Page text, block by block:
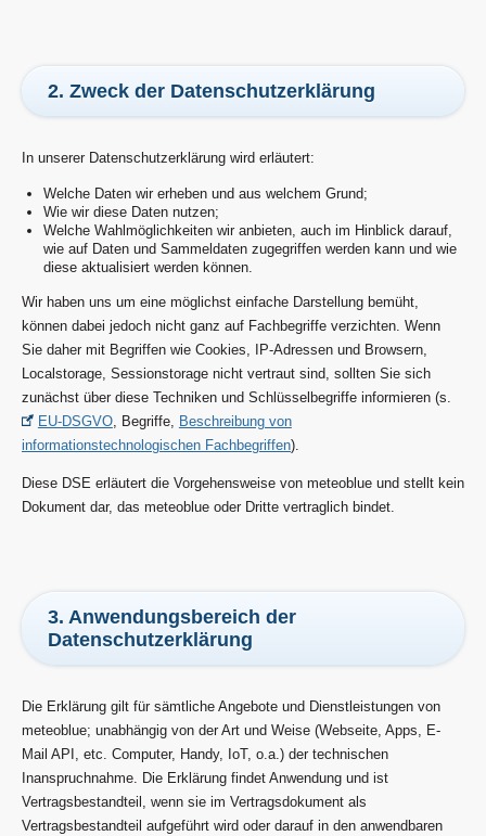
2. Zweck der Datenschutzerklärung
In unserer Datenschutzerklärung wird erläutert:
Welche Daten wir erheben und aus welchem Grund;
Wie wir diese Daten nutzen;
Welche Wahlmöglichkeiten wir anbieten, auch im Hinblick darauf,
wie auf Daten und Sammeldaten zugegriffen werden kann und wie
diese aktualisiert werden können.
Wir haben uns um eine möglichst einfache Darstellung bemüht,
können dabei jedoch nicht ganz auf Fachbegriffe verzichten. Wenn
Sie daher mit Begriffen wie Cookies, IP-Adressen und Browsern,
Localstorage, Sessionstorage nicht vertraut sind, sollten Sie sich
zunächst über diese Techniken und Schlüsselbegriffe informieren (s.
EU-DSGVO, Begriffe,
Beschreibung von
informationstechnologischen Fachbegriffen).
Diese DSE erläutert die Vorgehensweise von meteoblue und stellt kein
Dokument dar, das meteoblue oder Dritte vertraglich bindet.
3. Anwendungsbereich der
Datenschutzerklärung
Die Erklärung gilt für sämtliche Angebote und Dienstleistungen von
meteoblue; unabhängig von der Art und Weise (Webseite, Apps, E-
Mail API, etc. Computer, Handy, IoT, o.a.) der technischen
Inanspruchnahme. Die Erklärung findet Anwendung und ist
Vertragsbestandteil, wenn sie im Vertragsdokument als
Vertragsbestandteil aufgeführt wird oder darauf in den anwendbaren